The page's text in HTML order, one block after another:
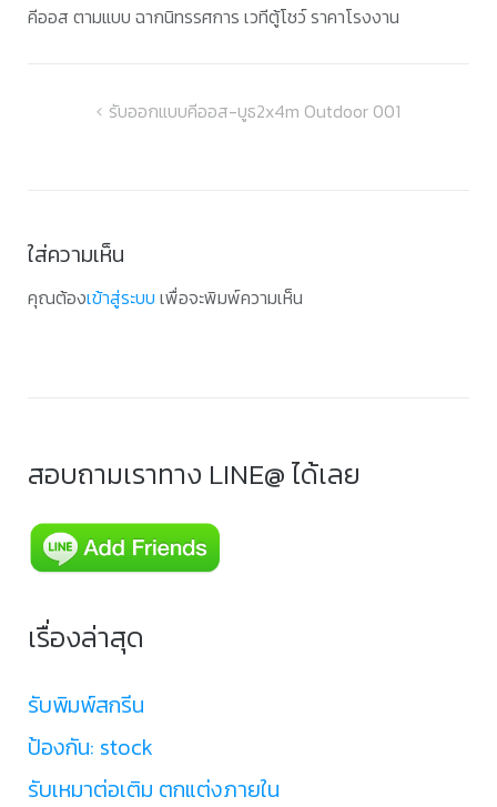
คีออส ตามแบบ ฉากนิทรรศการ เวทีตู้โชว์ ราคาโรงงาน
แนะแนว รับออกแบบคีออส-บูธ2x4m Outdoor 001
ใส่ความเห็น
คุณต้องเข้าสู่ระบบ เพื่อจะพิมพ์ความเห็น
สอบถามเราทาง LINE@ ได้เลย
เรื่องล่าสุด
รับพิมพ์สกรีน
ป้องกัน: stock
รับเหมาต่อเติม ตกแต่งภายใน